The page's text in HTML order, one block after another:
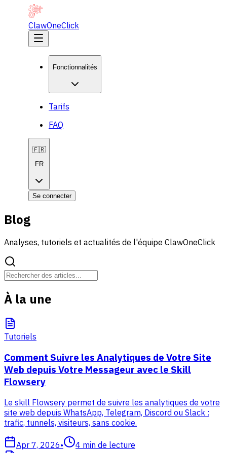
ClawOneClick
Fonctionnalités
Tarifs
FAQ
🇫🇷
FR
Se connecter
Blog
Analyses, tutoriels et actualités de l'équipe ClawOneClick
À la une
Tutoriels
Comment Suivre les Analytiques de Votre Site
Web depuis Votre Messageur avec le Skill
Flowsery
Le skill Flowsery permet de suivre les analytiques de votre
site web depuis WhatsApp, Telegram, Discord ou Slack :
trafic, tunnels, visiteurs, sans cookie.
Apr 7, 2026• 4 min de lecture